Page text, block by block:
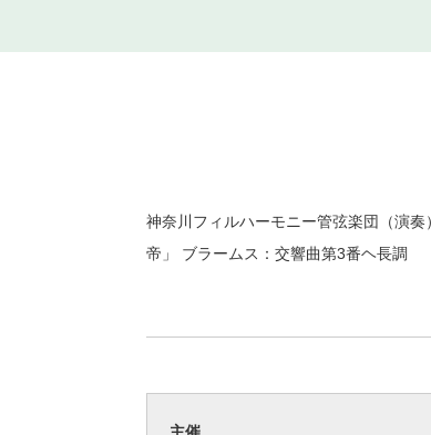
神奈川フィルハーモニー管弦楽団（演
帝」 ブラームス：交響曲第3番ヘ長調